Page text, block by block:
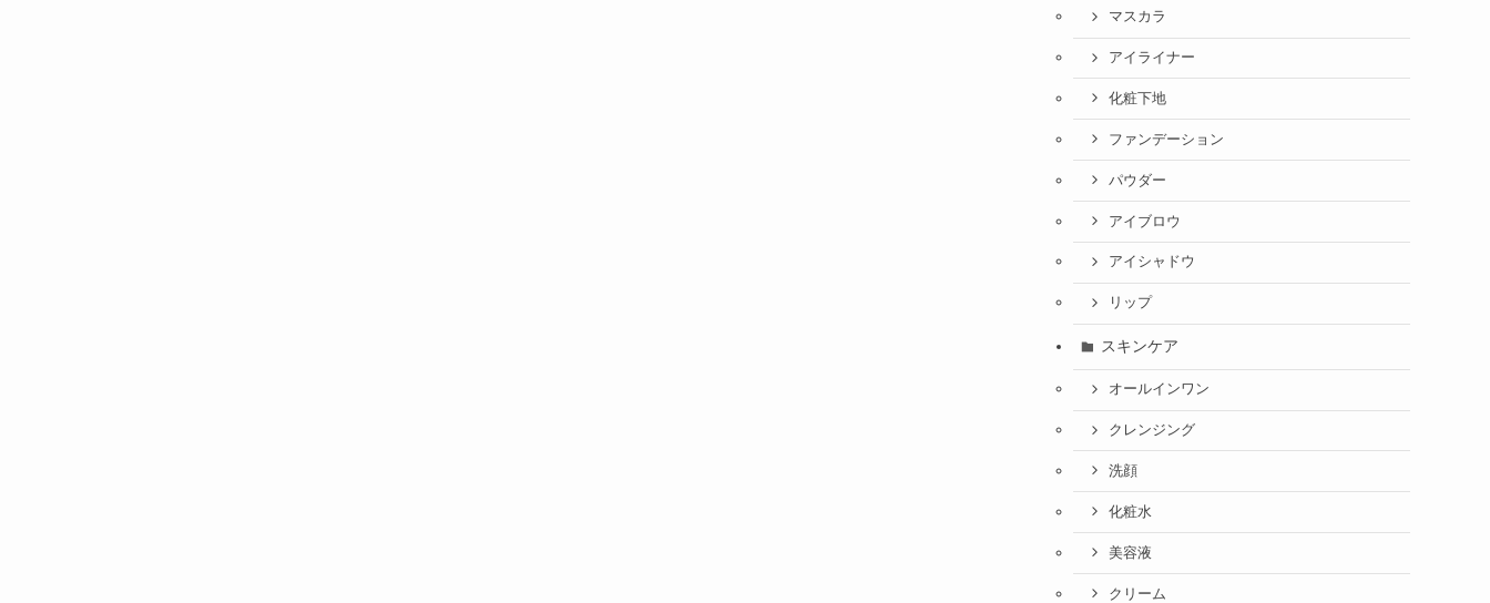
マスカラ
アイライナー
化粧下地
ファンデーション
パウダー
アイブロウ
アイシャドウ
リップ
スキンケア
オールインワン
クレンジング
洗顔
化粧水
美容液
クリーム